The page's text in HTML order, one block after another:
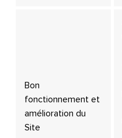
Bon
fonctionnement et
amélioration du
Site